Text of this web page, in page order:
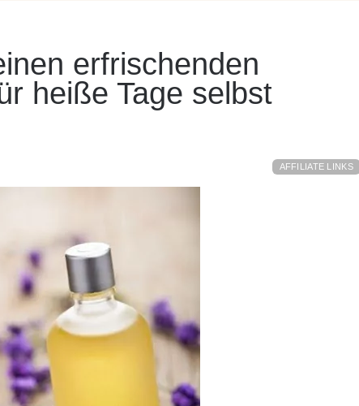
erfrischenden
heiße Tage selbst
AFFILIATE LINKS